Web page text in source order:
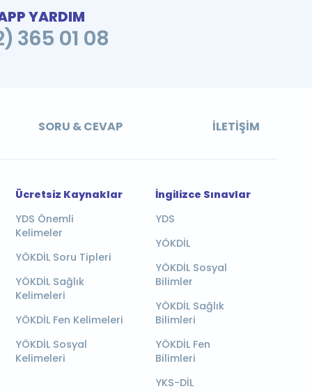
YARDIM
365 01 08
SORU & CEVAP İLETIŞIM
Ücretsiz Kaynaklar
YDS Önemli
Kelimeler
YÖKDİL Soru Tipleri
YÖKDİL Sağlık
Kelimeleri
YÖKDİL Fen Kelimeleri
YÖKDİL Sosyal
Kelimeleri
İngilizce Sınavlar
YDS
YÖKDİL
YÖKDİL Sosyal
Bilimler
YÖKDİL Sağlık
Bilimleri
YÖKDİL Fen
Bilimleri
YKS-DİL